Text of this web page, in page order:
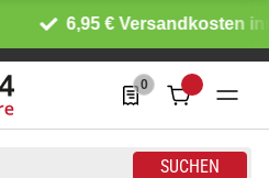
6,95 € Versandkosten
SUCHEN
0
0 Produkte in der